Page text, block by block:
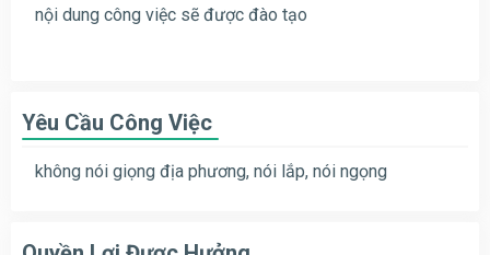
nội dung công việc sẽ được đào tạo
Yêu Cầu Công Việc
không nói giọng địa phương, nói lắp, nói ngọng